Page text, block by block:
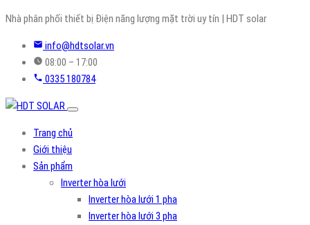
Skip
content
Nhà phân phối thiết bị Điện năng lượng mặt trời uy tín | HDT solar
info@hdtsolar.vn
08:00 – 17:00
0335 180784
Trang chủ
Giới thiệu
Sản phẩm
Inverter hòa lưới
Inverter hòa lưới 1 pha
Inverter hòa lưới 3 pha